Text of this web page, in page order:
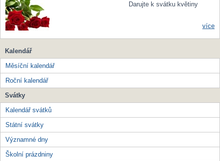
Darujte k svátku květiny
více
Kalendář
Měsíční kalendář
Roční kalendář
Svátky
Kalendář svátků
Státní svátky
Významné dny
Školní prázdniny